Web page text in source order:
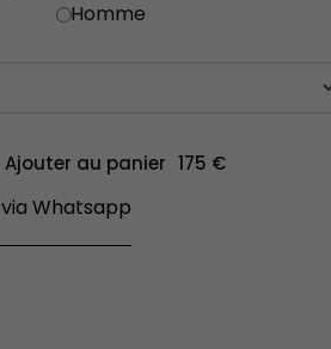
Homme
Ajouter au panier
Whatsapp